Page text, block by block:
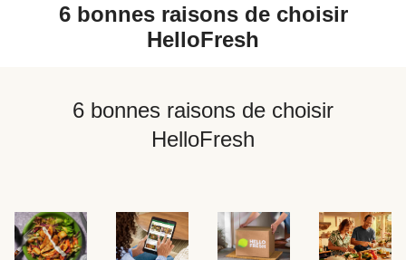
6 bonnes raisons de choisir
HelloFresh
6 bonnes raisons de choisir
HelloFresh